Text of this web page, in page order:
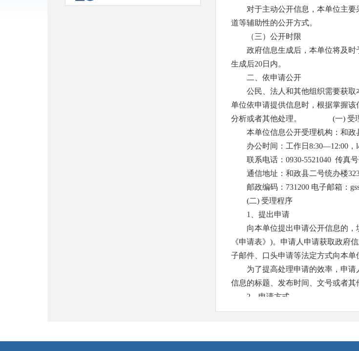
对于主动公开信息，本单位主
道等辅助性的公开方式。
（三）公开时限
政府信息生成后，本单位将及
生成后20日内。
二、依申请公开
公民、法人和其他组织需要获
单位依申请提供信息时，根据掌握该
分析或者其他处理。 (一) 受
本单位信息公开受理机构：和
办公时间：工作日8:30—12:00，
联系电话：0930-5521040 传真
通信地址：和政县二号统办楼
邮政编码：731200 电子邮箱：
(二) 受理程序
1、提出申请
向本单位提出申请公开信息的
《申请表》)。申请人申请获取政府
子邮件、口头申请等法定方式向本单
为了提高处理申请的效率，申
信息的标题、发布时间、文号或者
2、申请方式
（1）书面申请。申请人填写《